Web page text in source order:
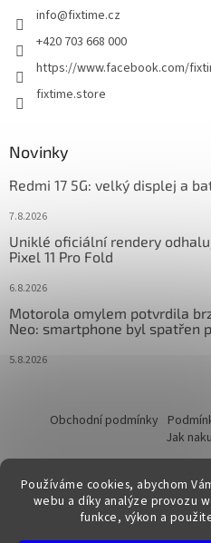
Používáme cookies, abychom
webu a díky analýze provozu
funkce, výkon a
info@fixtime.cz
+420 703 668 000
https://www.facebook.com/
fixtime.store
Novinky
Redmi 17 5G: velký displej a
7.8.2026
Uniklé oficiální rendery
Pixel 11 Pro Fold
6.8.2026
Motorola omylem potvrdila
Neo: smartphone byl spatřen
5.8.2026
Obchodní podmínky
Jak